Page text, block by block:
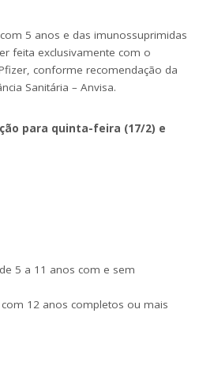
5 anos e das imunossuprimidas
feita exclusivamente com o
conforme recomendação da
Sanitária – Anvisa.
para quinta-feira (17/2) e
5 a 11 anos com e sem
12 anos completos ou mais